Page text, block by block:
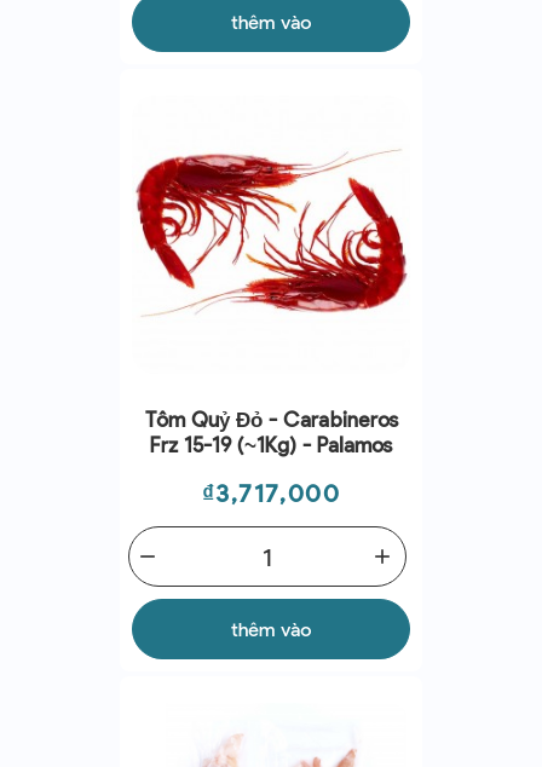
thêm vào
Tôm Quỷ Đỏ - Carabineros
Frz 15-19 (~1Kg) - Palamos
Giá
₫3,717,000
add
remove
thêm vào